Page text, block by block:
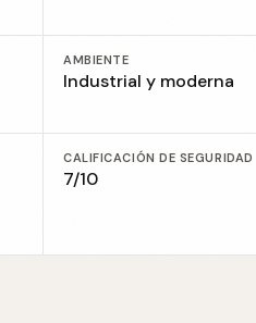
AMBIENTE
Industrial y moderna
CALIFICACIÓN DE SEGURIDAD
7/10